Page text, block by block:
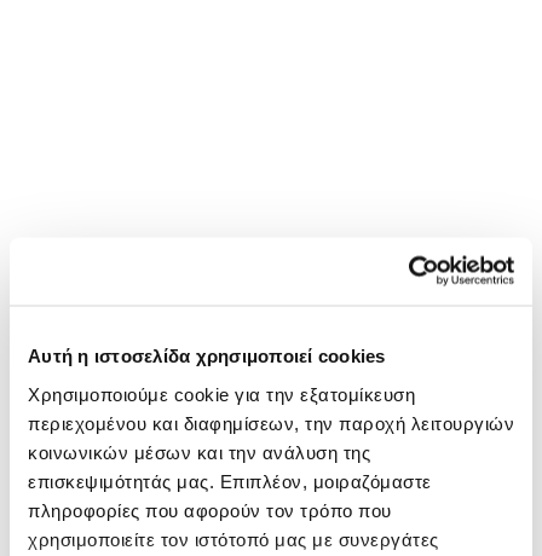
Αυτή η ιστοσελίδα χρησιμοποιεί cookies
Χρησιμοποιούμε cookie για την εξατομίκευση
περιεχομένου και διαφημίσεων, την παροχή λειτουργιών
κοινωνικών μέσων και την ανάλυση της
επισκεψιμότητάς μας. Επιπλέον, μοιραζόμαστε
πληροφορίες που αφορούν τον τρόπο που
χρησιμοποιείτε τον ιστότοπό μας με συνεργάτες